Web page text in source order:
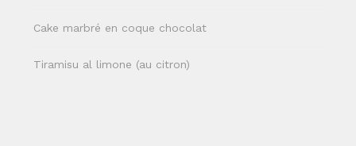
Cake marbré en coque chocolat
Tiramisu al limone (au citron)